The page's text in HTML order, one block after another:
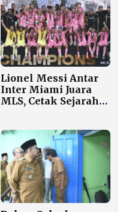
Lionel Messi Antar
Inter Miami Juara
MLS, Cetak Sejarah